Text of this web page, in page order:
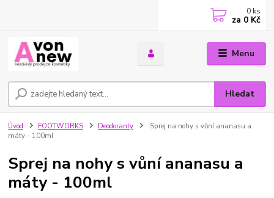
Menu
Hledat
0 ks
za 0 Kč
Úvod FOOTWORKS Deodoranty
Sprej na nohy s vůní ananasu a
máty - 100ml
Sprej na nohy s vůní ananasu a
máty - 100ml